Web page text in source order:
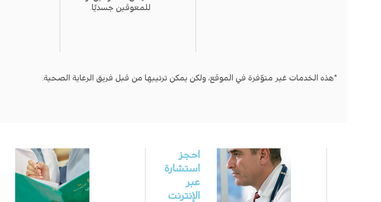
للمعوقين جسديًا.
*هذه الخدمات غير متوّفرة في الموقع، ولكن يمكن ترتيبها من قبل فريق الرعاية الصحية.
احجز
استشارة
عبر
الإنترنت